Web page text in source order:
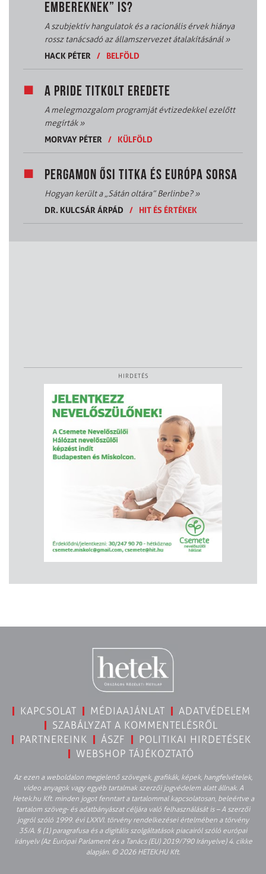
EMBEREKNEK” IS?
A szubjektív hangulatok és a racionális érvek hiánya
rossz tanácsadó az államszervezet átalakításánál»
HACK PÉTER
/ BELFÖLD
A PRIDE TITKOLT EREDETE
A melegmozgalom programját évtizedekkel ezelőtt
megírták»
MORVAY PÉTER
/ KÜLFÖLD
PERGAMON ŐSI TITKA ÉS EURÓPA SORSA
Hogyan került a „Sátán oltára” Berlinbe?»
DR. KULCSÁR ÁRPÁD
/ HIT ÉS ÉRTÉKEK
HIRDETÉS
KAPCSOLAT MÉDIAAJÁNLAT
ADATVÉDELEM
SZABÁLYZAT A KOMMENTELÉSRŐL
PARTNEREINK
ÁSZF
POLITIKAI HIRDETÉSEK
WEBSHOP TÁJÉKOZTATÓ
Az ezen a weboldalon megjelenő szövegek, grafikák, képek, hangfelvételek,
video anyagok vagy egyéb tartalmak szerzői jogvédelem alatt állnak. A
Hetek.hu Kft. minden jogot fenntart a tartalommal kapcsolatosan, beleértve a
tartalom szöveg- és adatbányászat céljára való felhasználását is – A szerzői
jogról szóló 1999. évi LXXVI. törvény rendelkezései értelmében a törvény
35/A. § (1) paragrafusa és a digitális szolgáltatások piacairól szóló európai
irányelv (Az Európai Parlament és a Tanács (EU) 2019/790 Irányelve) 4. cikke
alapján. © 2026 HETEK.HU Kft.